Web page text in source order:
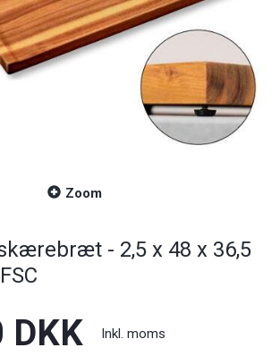
Zoom
- 2,5 x 48 x 36,5
DKK Inkl. moms